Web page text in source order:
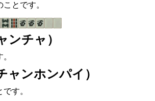
とです。
ンチャ）
ャンホンパイ）
す。